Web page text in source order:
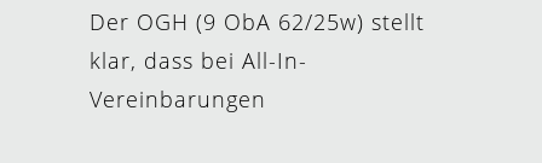
Der OGH (9 ObA 62/25w) stellt
klar, dass bei All-In-
Vereinbarungen